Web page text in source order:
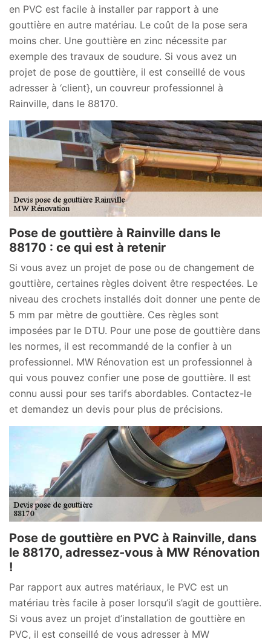
en PVC est facile à installer par rapport à une
gouttière en autre matériau. Le coût de la pose sera
moins cher. Une gouttière en zinc nécessite par
exemple des travaux de soudure. Si vous avez un
projet de pose de gouttière, il est conseillé de vous
adresser à ‘client}, un couvreur professionnel à
Rainville, dans le 88170.
Pose de gouttière à Rainville dans le
88170 : ce qui est à retenir
Si vous avez un projet de pose ou de changement de
gouttière, certaines règles doivent être respectées. Le
niveau des crochets installés doit donner une pente de
5 mm par mètre de gouttière. Ces règles sont
imposées par le DTU. Pour une pose de gouttière dans
les normes, il est recommandé de la confier à un
professionnel. MW Rénovation est un professionnel à
qui vous pouvez confier une pose de gouttière. Il est
connu aussi pour ses tarifs abordables. Contactez-le
et demandez un devis pour plus de précisions.
Pose de gouttière en PVC à Rainville, dans
le 88170, adressez-vous à MW Rénovation
!
Par rapport aux autres matériaux, le PVC est un
matériau très facile à poser lorsqu’il s’agit de gouttière.
Si vous avez un projet d’installation de gouttière en
PVC, il est conseillé de vous adresser à MW